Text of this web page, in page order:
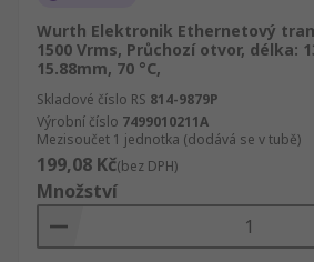
Wurth Elektronik Ethernetový
1500 Vrms, Průchozí otvor, délka:
15.88mm, 70 °C,
Skladové číslo RS 814-9879P
Výrobní číslo 7499010211A
Mezisoučet 1 jednotka (dodává se v tubě)
199,08 Kč(bez DPH)
Množství